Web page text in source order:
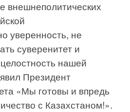
внешнеполитических
уверенность, не
суверенитет и
нашей
Президент
«Мы готовы и впредь
с Казахстаном!».